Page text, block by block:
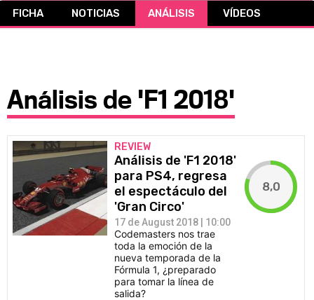
CÓMICS
FICHA NOTICIAS ANÁLISIS VÍDEOS
Análisis de 'F1 2018'
REVIEW
Análisis de 'F1 2018'
para PS4, regresa
el espectáculo del
'Gran Circo'
17 de August 2018 | 10:00
Codemasters nos trae
toda la emoción de la
nueva temporada de la
Fórmula 1, ¿preparado
para tomar la línea de
salida?
8,0